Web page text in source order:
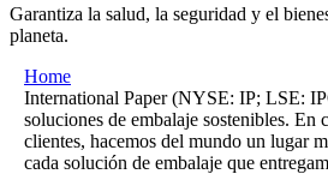
Garantiza la salud, la seguridad y el
planeta.
Home
International Paper (NYSE: IP; LSE:
soluciones de embalaje sostenibles. En
clientes, hacemos del mundo un lugar
cada solución de embalaje que